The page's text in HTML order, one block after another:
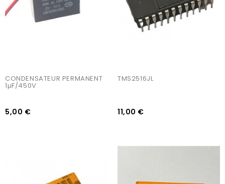
CONDENSATEUR PERMANENT
1µF/450V
5,00 €
TMS2516JL
11,00 €